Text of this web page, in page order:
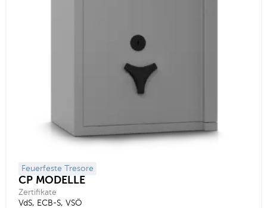
Feuerfeste Tresore
CP MODELLE
Zertifikate
VdS, ECB-S, VSÖ